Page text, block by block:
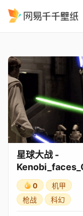
星球大战 -
evou
0
机甲
枪战
科幻